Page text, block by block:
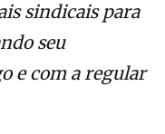
sindicais para
seu
e com a regular